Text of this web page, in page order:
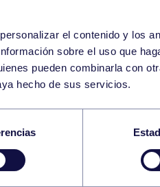
el contenido y los
sobre el uso que
pueden combinarla con
hecho de sus servicios.
10 SUNDAY
SEPTEMBER
A